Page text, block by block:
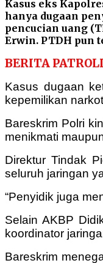
Kasus eks
hanya dugaan
pencucian uang
Erwin. PTDH pun
BERITA
Kasus dugaan
kepemilikan
Bareskrim Polri
menikmati
Direktur Tindak
seluruh jaringan
“Penyidik juga
Selain AKBP
koordinator
Bareskrim